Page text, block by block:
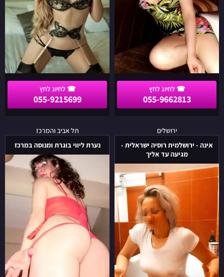
055-9662813
055-9215699
ירושלים
אינה - ירושלמית רוסיה ישראלית -
מגיעה עד אליך
אינה
-
ירושלמית
רוסיה
ישראלית
-
מגיעה
עד
אליך
תל אביב והמרכז
נערת ליווי בוגרת ומנוסה במרכז
נערת
ליווי
בוגרת
ומנוסה
במרכז